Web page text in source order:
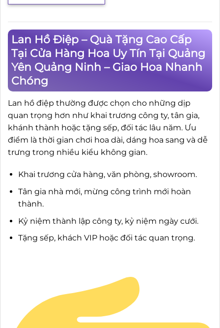
Lan Hồ Điệp – Quà Tặng Cao Cấp
Tại Cửa Hàng Hoa Uy Tín Tại Quảng
Yên Quảng Ninh – Giao Hoa Nhanh
Chóng
Lan hồ điệp thường được chọn cho những dịp
quan trọng hơn như khai trương công ty, tân gia,
khánh thành hoặc tặng sếp, đối tác lâu năm. Ưu
điểm là thời gian chơi hoa dài, dáng hoa sang và dễ
trưng trong nhiều kiểu không gian.
Khai trương cửa hàng, văn phòng, showroom.
Tân gia nhà mới, mừng công trình mới hoàn
thành.
Kỷ niệm thành lập công ty, kỷ niệm ngày cưới.
Tặng sếp, khách VIP hoặc đối tác quan trọng.